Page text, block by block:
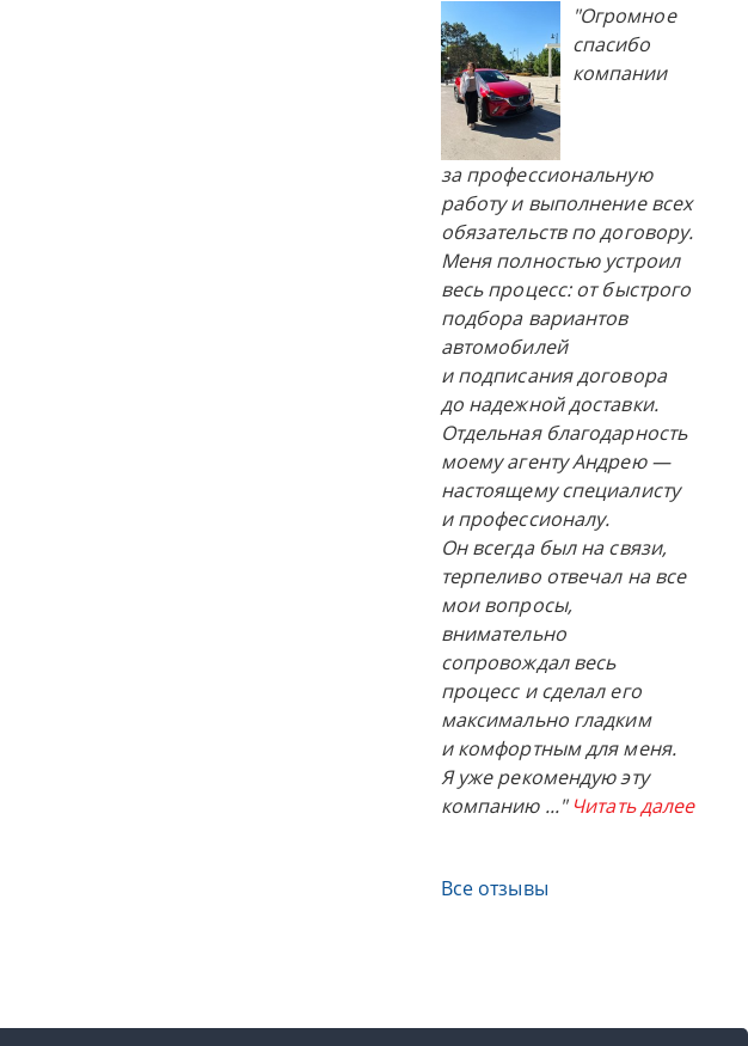
"Огромное
спасибо
компании
за профессиональную
работу и выполнение всех
обязательств по договору.
Меня полностью устроил
весь процесс: от быстрого
подбора вариантов
автомобилей
и подписания договора
до надежной доставки.
Отдельная благодарность
моему агенту Андрею —
настоящему специалисту
и профессионалу.
Он всегда был на связи,
терпеливо отвечал на все
мои вопросы,
внимательно
сопровождал весь
процесс и сделал его
максимально гладким
и комфортным для меня.
Я уже рекомендую эту
компанию ..." Читать далее
Все отзывы